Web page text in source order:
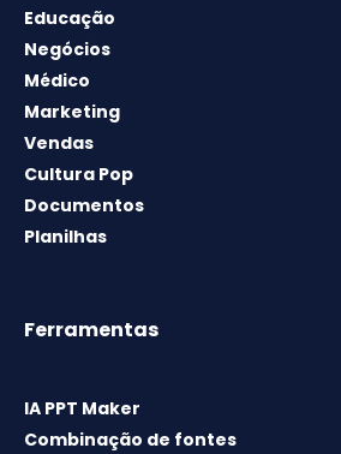
Educação
Negócios
Médico
Marketing
Vendas
Cultura Pop
Documentos
Planilhas
Ferramentas
IA PPT Maker
Combinação de fontes